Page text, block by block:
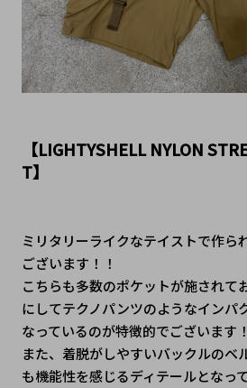
【LIGHTYSHELL NYLON
T】
ミリタリーライクなテイストで作ら
ございます！！
こちらも多数のポケットが施されて
にしてテクノパンツのようなインパ
なっているのが特徴的でございます
また、着脱がしやすいバックルのベ
も機能性を感じるディテールとなっ